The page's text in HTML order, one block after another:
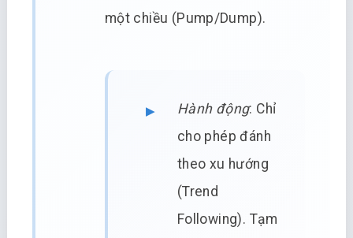
một chiều (Pump/Dump).
Hành động: Chỉ
cho phép đánh
theo xu hướng
(Trend
Following). Tạm